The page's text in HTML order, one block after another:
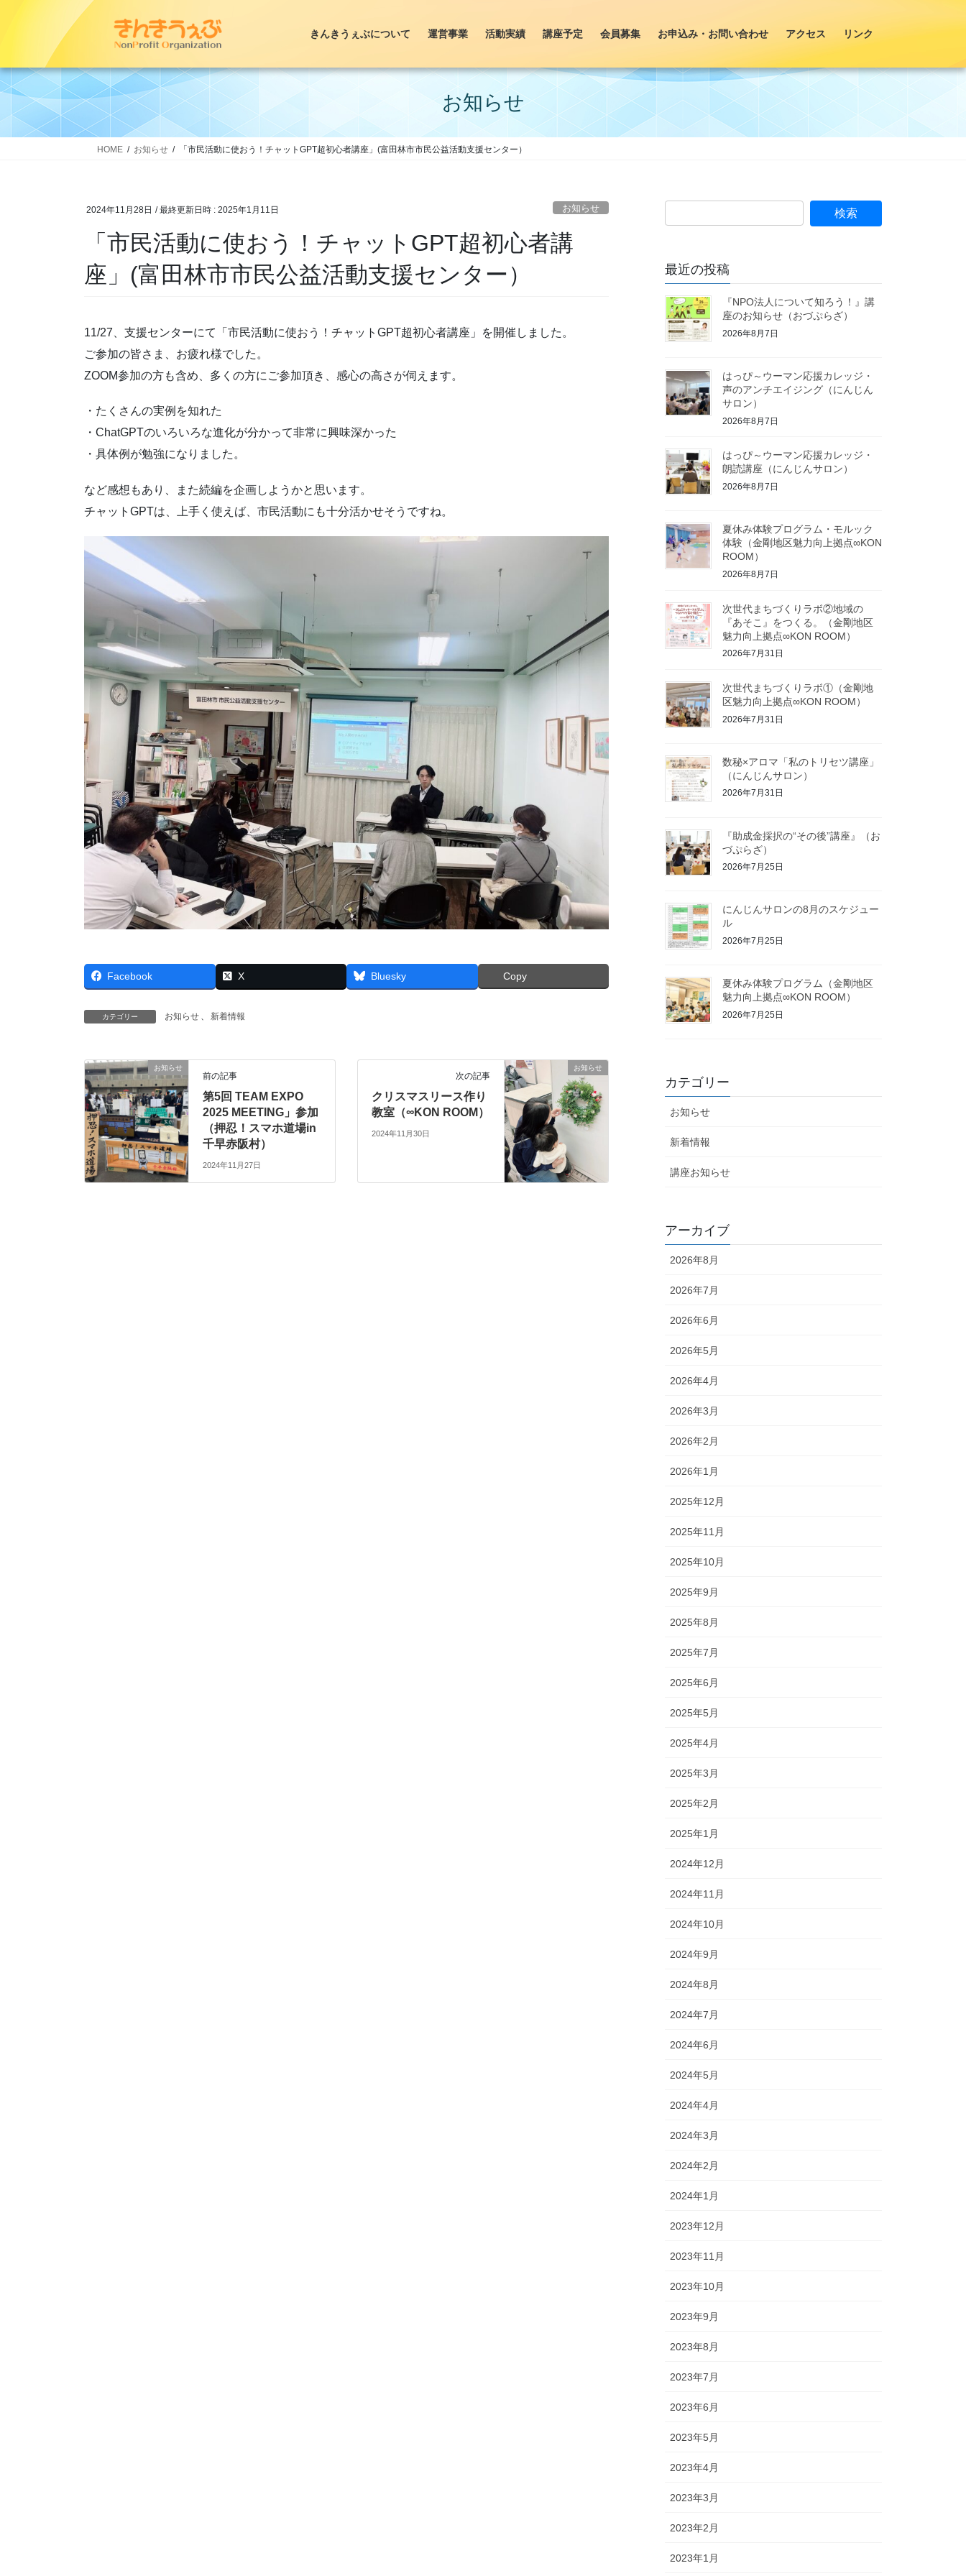
ツ
へ
シ
ョ
きんきうぇぶについて 運営事業 活動実績 講座予定 会員募集 お申込み・お問い合わせ アクセス リンク
お知らせ
HOME お知らせ 「市民活動に使おう！チャットGPT超初心者講座」(富田林市市民公益活動支援センター）
2024年11月28日 / 最終更新日時 : 2025年1月11日 お知らせ
「市民活動に使おう！チャットGPT超初心者講
座」(富田林市市民公益活動支援センター）
11/27、支援センターにて「市民活動に使おう！チャットGPT超初心者講座」を開催しました。
ご参加の皆さま、お疲れ様でした。
ZOOM参加の方も含め、多くの方にご参加頂き、感心の高さが伺えます。
・たくさんの実例を知れた
・ChatGPTのいろいろな進化が分かって非常に興味深かった
・具体例が勉強になりました。
など感想もあり、また続編を企画しようかと思います。
チャットGPTは、上手く使えば、市民活動にも十分活かせそうですね。
Facebook X Bluesky Copy
カテゴリー お知らせ 、 新着情報
お知らせ
前の記事
第5回 TEAM EXPO
2025 MEETING」参加
（押忍！スマホ道場in
千早赤阪村）
2024年11月27日
お知らせ
次の記事
クリスマスリース作り
教室（∞KON ROOM）
2024年11月30日
最近の投稿
『NPO法人について知ろう！』講
座のお知らせ（おづぷらざ）
2026年8月7日
はっぴ～ウーマン応援カレッジ・
声のアンチエイジング（にんじん
サロン）
2026年8月7日
はっぴ～ウーマン応援カレッジ・
朗読講座（にんじんサロン）
2026年8月7日
夏休み体験プログラム・モルック
体験（金剛地区魅力向上拠点∞KON
ROOM）
2026年8月7日
次世代まちづくりラボ②地域の
『あそこ』をつくる。（金剛地区
魅力向上拠点∞KON ROOM）
2026年7月31日
次世代まちづくりラボ①（金剛地
区魅力向上拠点∞KON ROOM）
2026年7月31日
数秘×アロマ「私のトリセツ講座」
（にんじんサロン）
2026年7月31日
『助成金採択の“その後”講座』（お
づぷらざ）
2026年7月25日
にんじんサロンの8月のスケジュー
ル
2026年7月25日
夏休み体験プログラム（金剛地区
魅力向上拠点∞KON ROOM）
2026年7月25日
カテゴリー
お知らせ
新着情報
講座お知らせ
アーカイブ
2026年8月
2026年7月
2026年6月
2026年5月
2026年4月
2026年3月
2026年2月
2026年1月
2025年12月
2025年11月
2025年10月
2025年9月
2025年8月
2025年7月
2025年6月
2025年5月
2025年4月
2025年3月
2025年2月
2025年1月
2024年12月
2024年11月
2024年10月
2024年9月
2024年8月
2024年7月
2024年6月
2024年5月
2024年4月
2024年3月
2024年2月
2024年1月
2023年12月
2023年11月
2023年10月
2023年9月
2023年8月
2023年7月
2023年6月
2023年5月
2023年4月
2023年3月
2023年2月
2023年1月